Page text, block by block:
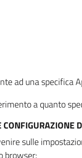
ad una specifica
a quanto
sulle
browser: